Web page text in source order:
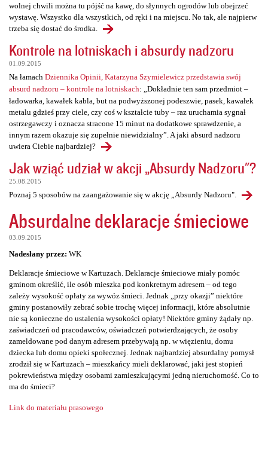
wolnej chwili można tu pójść na kawę, do słynnych ogrodów lub obejrzeć
wystawę. Wszystko dla wszystkich, od ręki i na miejscu. No tak, ale najpierw
trzeba się dostać do środka.
Kontrole na lotniskach i absurdy nadzoru
01.09.2015
Na łamach Dziennika Opinii, Katarzyna Szymielewicz przedstawia swój
absurd nadzoru – kontrole na lotniskach: „Dokładnie ten sam przedmiot –
ładowarka, kawałek kabla, but na podwyższonej podeszwie, pasek, kawałek
metalu gdzieś przy ciele, czy coś w kształcie tuby – raz uruchamia sygnał
ostrzegawczy i oznacza stracone 15 minut na dodatkowe sprawdzenie, a
innym razem okazuje się zupełnie niewidzialny”. A jaki absurd nadzoru
uwiera Ciebie najbardziej?
Jak wziąć udział w akcji „Absurdy Nadzoru"?
25.08.2015
Poznaj 5 sposobów na zaangażowanie się w akcję „Absurdy Nadzoru".
Absurdalne deklaracje śmieciowe
03.09.2015
Nadesłany przez: WK
Deklaracje śmieciowe w Kartuzach. Deklaracje śmieciowe miały pomóc
gminom określić, ile osób mieszka pod konkretnym adresem – od tego
zależy wysokość opłaty za wywóz śmieci. Jednak „przy okazji” niektóre
gminy postanowiły zebrać sobie trochę więcej informacji, które absolutnie
nie są konieczne do ustalenia wysokości opłaty! Niektóre gminy żądały np.
zaświadczeń od pracodawców, oświadczeń potwierdzających, że osoby
zameldowane pod danym adresem przebywają np. w więzieniu, domu
dziecka lub domu opieki społecznej. Jednak najbardziej absurdalny pomysł
zrodził się w Kartuzach – mieszkańcy mieli deklarować, jaki jest stopień
pokrewieństwa między osobami zamieszkującymi jedną nieruchomość. Co to
ma do śmieci?
Link do materiału prasowego